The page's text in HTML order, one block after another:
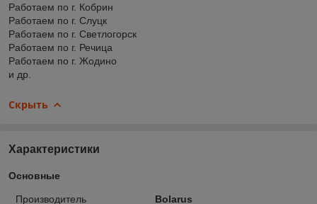
Работаем по г. Кобрин
Работаем по г. Слуцк
Работаем по г. Светлогорск
Работаем по г. Речица
Работаем по г. Жодино
и др.
Скрыть
Характеристики
Основные
Производитель Bolarus